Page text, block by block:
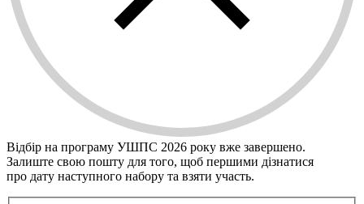
Відбір на програму УШПС 2026 року вже завершено.
Залиште свою пошту для того, щоб першими дiзнатися
про дату наступного набору та взяти участь.